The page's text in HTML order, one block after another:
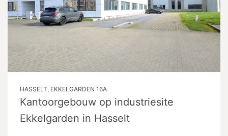
HASSELT, EKKELGARDEN 16A
Kantoorgebouw op industriesite
Ekkelgarden in Hasselt